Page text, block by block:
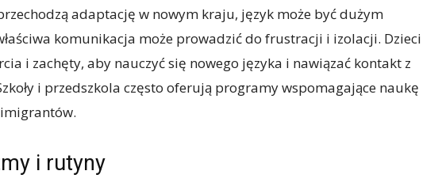
adaptację w nowym kraju, język może być dużym
komunikacja może prowadzić do frustracji i izolacji. Dzieci
i zachęty, aby nauczyć się nowego języka i nawiązać kontakt z
i przedszkola często oferują programy wspomagające naukę
i rutyny